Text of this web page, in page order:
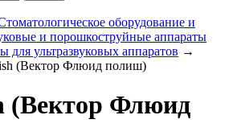
оборудование и
и порошкоструйные аппараты
для ультразвуковых аппаратов →
(Вектор Флюид полиш)
(Вектор Флюид